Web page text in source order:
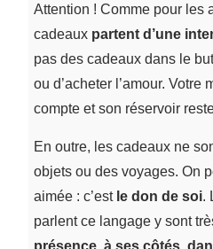
Attention ! Comme pour les
cadeaux partent d’une
pas des cadeaux dans le
ou d’acheter l’amour. Votre
compte et son réservoir
En outre, les cadeaux ne
objets ou des voyages. On
aimée : c’est le don de soi.
parlent ce langage y sont
présence, à ses côtés,